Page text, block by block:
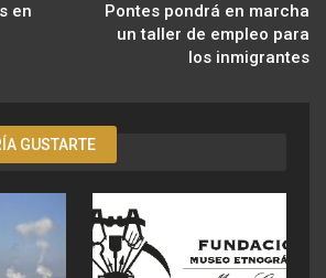
en
Pontes pondrá en marcha
un taller de empleo para
los inmigrantes
GUSTARTE